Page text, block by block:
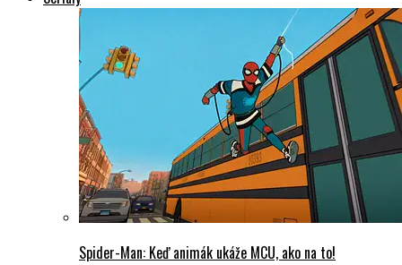
Spider-Man: Keď animák ukáže MCU, ako na to!